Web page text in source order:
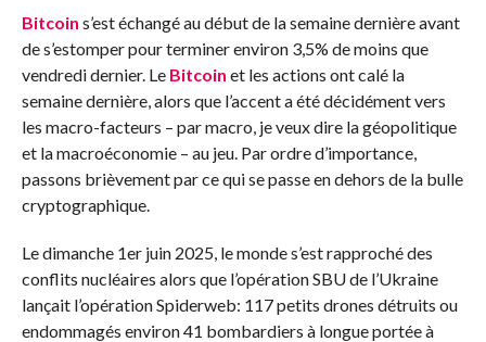
Bitcoin s’est échangé au début de la semaine dernière avant
de s’estomper pour terminer environ 3,5% de moins que
vendredi dernier. Le Bitcoin et les actions ont calé la
semaine dernière, alors que l’accent a été décidément vers
les macro-facteurs – par macro, je veux dire la géopolitique
et la macroéconomie – au jeu. Par ordre d’importance,
passons brièvement par ce qui se passe en dehors de la bulle
cryptographique.
Le dimanche 1er juin 2025, le monde s’est rapproché des
conflits nucléaires alors que l’opération SBU de l’Ukraine
lançait l’opération Spiderweb: 117 petits drones détruits ou
endommagés environ 41 bombardiers à longue portée à